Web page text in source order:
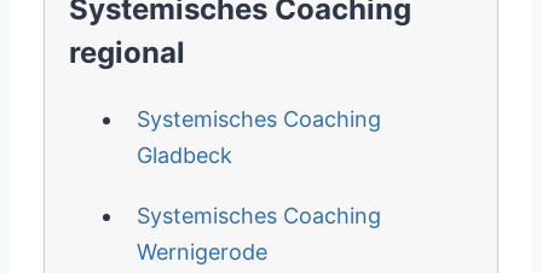
Systemisches Coaching
regional
Systemisches Coaching
Gladbeck
Systemisches Coaching
Wernigerode